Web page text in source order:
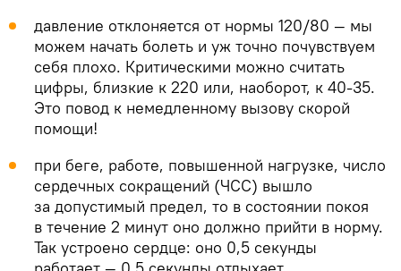
давление отклоняется от нормы 120/80 — мы
можем начать болеть и уж точно почувствуем
себя плохо. Критическими можно считать
цифры, близкие к 220 или, наоборот, к 40-35.
Это повод к немедленному вызову скорой
помощи!
при беге, работе, повышенной нагрузке, число
сердечных сокращений (ЧСС) вышло
за допустимый предел, то в состоянии покоя
в течение 2 минут оно должно прийти в норму.
Так устроено сердце: оно 0,5 секунды